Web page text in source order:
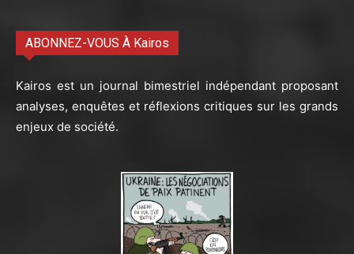
ABONNEZ-VOUS À Kairos
Kairos est un journal bimestriel indépendant proposant
analyses, enquêtes et réflexions critiques sur les grands
enjeux de société.